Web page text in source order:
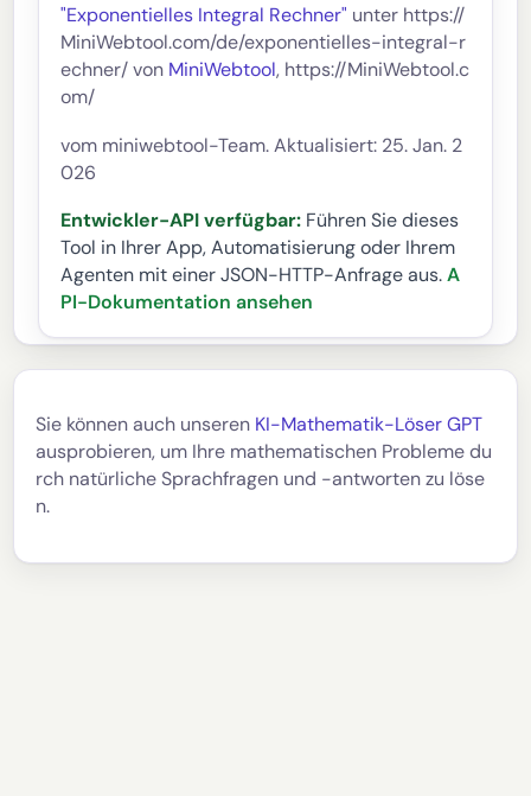
"Exponentielles Integral Rechner" unter https://
MiniWebtool.com/de/exponentielles-integral-r
echner/ von MiniWebtool, https://MiniWebtool.c
om/
vom miniwebtool-Team. Aktualisiert: 25. Jan. 2
026
Entwickler-API verfügbar: Führen Sie dieses
Tool in Ihrer App, Automatisierung oder Ihrem
Agenten mit einer JSON-HTTP-Anfrage aus. A
PI-Dokumentation ansehen
Sie können auch unseren KI-Mathematik-Löser GPT
ausprobieren, um Ihre mathematischen Probleme du
rch natürliche Sprachfragen und -antworten zu löse
n.